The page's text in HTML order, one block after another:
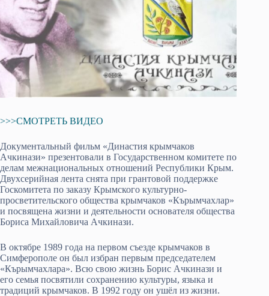
>>>СМОТРЕТЬ ВИДЕО
Документальный фильм «Династия крымчаков
Ачкинази» презентовали в Государственном комитете по
делам межнациональных отношений Республики Крым.
Двухсерийная лента снята при грантовой поддержке
Госкомитета по заказу Крымского культурно-
просветительского общества крымчаков «Кърымчахлар»
и посвящена жизни и деятельности основателя общества
Бориса Михайловича Ачкинази.
В октябре 1989 года на первом съезде крымчаков в
Симферополе он был избран первым председателем
«Кърымчахлара». Всю свою жизнь Борис Ачкинази и
его семья посвятили сохранению культуры, языка и
традиций крымчаков. В 1992 году он ушёл из жизни.